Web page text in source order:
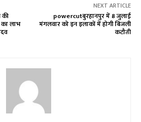
लाभ
NEXT ARTICLE
powercutबुरहानपुर में 8 जुलाई
मंगलवार को इन इलाकों में होगी बिजली
कटौती